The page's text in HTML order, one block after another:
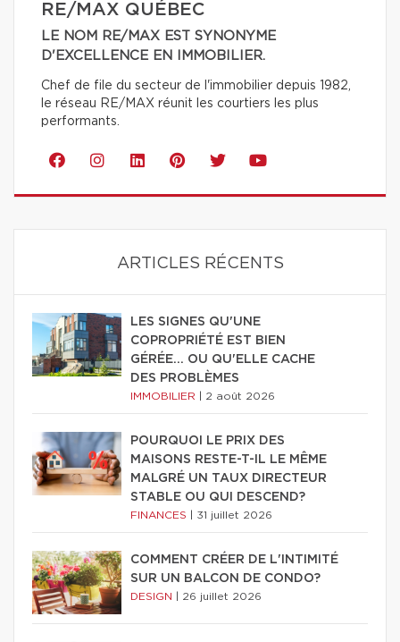
RE/MAX QUÉBEC
LE NOM RE/MAX EST SYNONYME
D'EXCELLENCE EN IMMOBILIER.
Chef de file du secteur de l'immobilier depuis 1982,
le réseau RE/MAX réunit les courtiers les plus
performants.
ARTICLES RÉCENTS
LES SIGNES QU'UNE
COPROPRIÉTÉ EST BIEN
GÉRÉE… OU QU'ELLE CACHE
DES PROBLÈMES
IMMOBILIER 2 août 2026
POURQUOI LE PRIX DES
MAISONS RESTE-T-IL LE MÊME
MALGRÉ UN TAUX DIRECTEUR
STABLE OU QUI DESCEND?
FINANCES 31 juillet 2026
COMMENT CRÉER DE L'INTIMITÉ
SUR UN BALCON DE CONDO?
DESIGN 26 juillet 2026